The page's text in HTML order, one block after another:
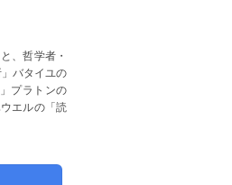
、哲学者・
バタイユの
プラトンの
エルの「読